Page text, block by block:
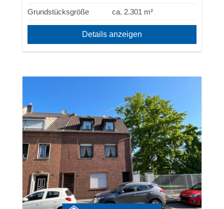
Grundstücksgröße
ca. 2.301 m²
Details anzeigen